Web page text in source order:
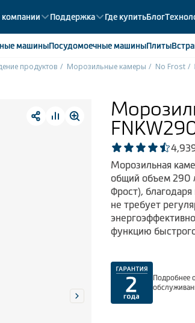
Поддержка Где купитьБлог
машиныПосудомоечныемашиныПлиты
продуктов Морозильные камеры No Frost
4,9
Морозильная
общий объем 290
Фрост),
не требует
функцию
Подробнее